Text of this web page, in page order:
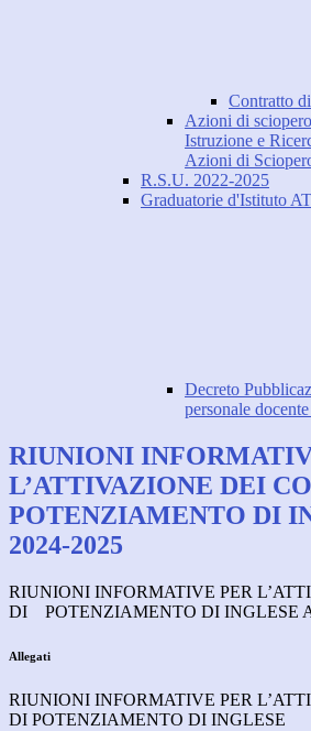
Contratto
Azioni di
Istruzione e
Azioni di
R.S.U. 2022-2025
Graduatorie d'Istituto
Decreto
personale
RIUNIONI
L’ATTIVAZIONE DEI
POTENZIAMENTO DI
2024-2025
RIUNIONI INFORMATIVE PER
DI
POTENZIAMENTO DI INGLESE
Allegati
RIUNIONI INFORMATIVE PER
DI POTENZIAMENTO DI INGLESE